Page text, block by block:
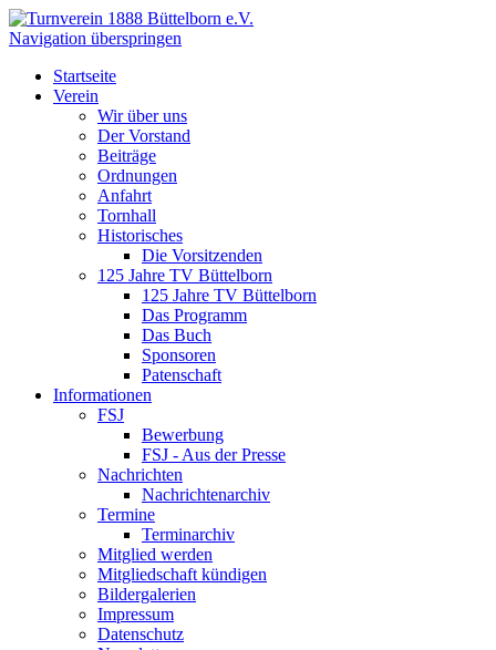
Navigation überspringen
Startseite
Verein
Wir über uns
Der Vorstand
Beiträge
Ordnungen
Anfahrt
Tornhall
Historisches
Die Vorsitzenden
125 Jahre TV Büttelborn
125 Jahre TV Büttelborn
Das Programm
Das Buch
Sponsoren
Patenschaft
Informationen
FSJ
Bewerbung
FSJ - Aus der Presse
Nachrichten
Nachrichtenarchiv
Termine
Terminarchiv
Mitglied werden
Mitgliedschaft kündigen
Bildergalerien
Impressum
Datenschutz